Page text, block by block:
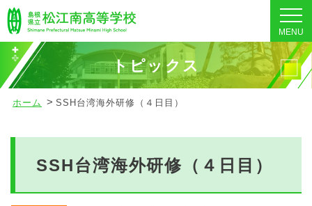
MENU
トピックス
ホーム SSH台湾海外研修（４日目）
SSH台湾海外研修（４日目）